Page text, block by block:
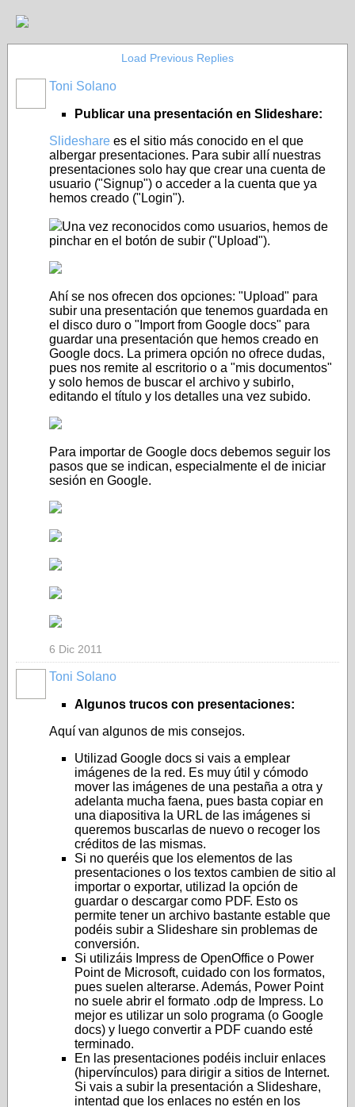
Load Previous Replies
Toni Solano
Publicar una presentación en Slideshare:
Slideshare es el sitio más conocido en el que
albergar presentaciones. Para subir allí nuestras
presentaciones solo hay que crear una cuenta de
usuario ("Signup") o acceder a la cuenta que ya
hemos creado ("Login").
Una vez reconocidos como usuarios, hemos de
pinchar en el botón de subir ("Upload").
Ahí se nos ofrecen dos opciones: "Upload" para
subir una presentación que tenemos guardada en
el disco duro o "Import from Google docs" para
guardar una presentación que hemos creado en
Google docs. La primera opción no ofrece dudas,
pues nos remite al escritorio o a "mis documentos"
y solo hemos de buscar el archivo y subirlo,
editando el título y los detalles una vez subido.
Para importar de Google docs debemos seguir los
pasos que se indican, especialmente el de iniciar
sesión en Google.
6 Dic 2011
Toni Solano
Algunos trucos con presentaciones:
Aquí van algunos de mis consejos.
Utilizad Google docs si vais a emplear
imágenes de la red. Es muy útil y cómodo
mover las imágenes de una pestaña a otra y
adelanta mucha faena, pues basta copiar en
una diapositiva la URL de las imágenes si
queremos buscarlas de nuevo o recoger los
créditos de las mismas.
Si no queréis que los elementos de las
presentaciones o los textos cambien de sitio al
importar o exportar, utilizad la opción de
guardar o descargar como PDF. Esto os
permite tener un archivo bastante estable que
podéis subir a Slideshare sin problemas de
conversión.
Si utilizáis Impress de OpenOffice o Power
Point de Microsoft, cuidado con los formatos,
pues suelen alterarse. Además, Power Point
no suele abrir el formato .odp de Impress. Lo
mejor es utilizar un solo programa (o Google
docs) y luego convertir a PDF cuando esté
terminado.
En las presentaciones podéis incluir enlaces
(hipervínculos) para dirigir a sitios de Internet.
Si vais a subir la presentación a Slideshare,
intentad que los enlaces no estén en los